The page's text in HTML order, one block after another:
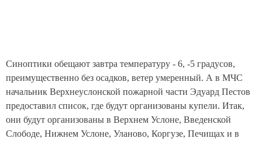
Синоптики обещают завтра температуру - 6, -5 градусов,
преимущественно без осадков, ветер умеренный. А в МЧС
начальник Верхнеуслонской пожарной части Эдуард Пестов
предоставил список, где будут организованы купели. Итак,
они будут организованы в Верхнем Услоне, Введенской
Слободе, Нижнем Услоне, Уланово, Коргузе, Печищах и в